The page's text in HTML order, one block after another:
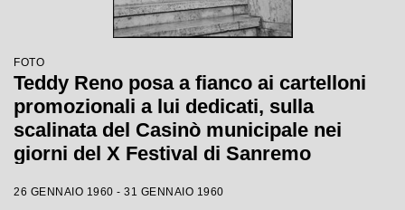
FOTO
Teddy Reno posa a fianco ai cartelloni
promozionali a lui dedicati, sulla
scalinata del Casinò municipale nei
giorni del X Festival di Sanremo
26 GENNAIO 1960 - 31 GENNAIO 1960